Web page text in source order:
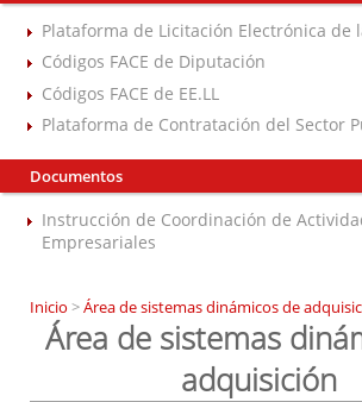
Plataforma de Licitación Electrónica de
Códigos FACE de Diputación
Códigos FACE de EE.LL
Plataforma de Contratación del Sector
Documentos
Instrucción de Coordinación de
Empresariales
Inicio >Área de sistemas dinámicos de
Área de sistemas
adquisición